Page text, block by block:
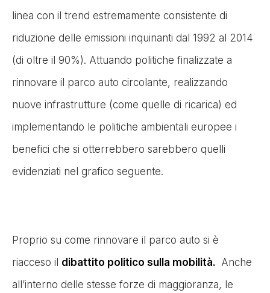
linea con il trend estremamente consistente di
riduzione delle emissioni inquinanti dal 1992 al 2014
(di oltre il 90%). Attuando politiche finalizzate a
rinnovare il parco auto circolante, realizzando
nuove infrastrutture (come quelle di ricarica) ed
implementando le politiche ambientali europee i
benefici che si otterrebbero sarebbero quelli
evidenziati nel grafico seguente.
Proprio su come rinnovare il parco auto si è
riacceso il dibattito politico sulla mobilità. Anche
all’interno delle stesse forze di maggioranza, le